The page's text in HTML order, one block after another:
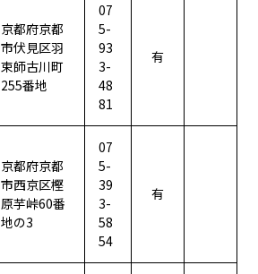
京都府京都
市伏見区羽
束師古川町
255番地
07
5-
93
3-
48
81
有
京都府京都
市西京区樫
原芋峠60番
地の3
07
5-
39
3-
58
54
有